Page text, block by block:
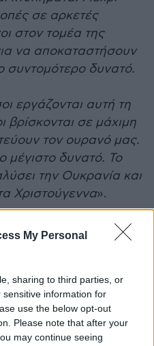
My Personal
sharing to third parties, or
information for
use the below opt-out
Please note that after your
may continue seeing
σε αρκετές
στον τομέα της
να αποκαταστήσουν
συντομότερο δυνατό.
εργάζονται αυτή τη
βρίσκονται σε μάχιμη
τον ουρανό μας.
μέγιστο δυνατό. Το
την Ουκρανία και
Χριστούγεννα».
requires time for
decision. It
Christmas for an
inhumane? Over 70